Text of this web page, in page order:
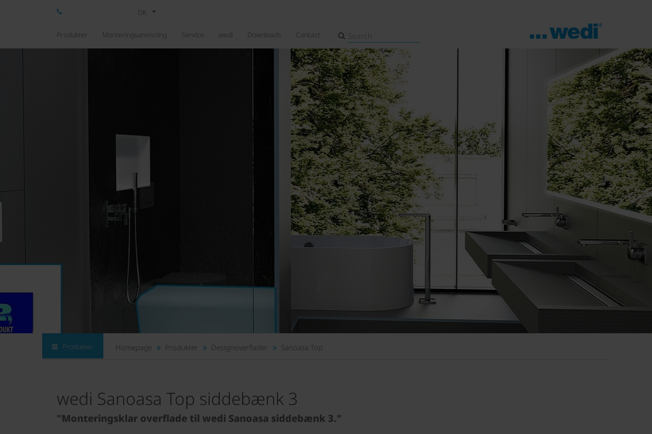
DK
Produkter Monteringsanvisning Service wedi Downloads Contact
Produkter Homepage Produkter Designoverflader Sanoasa Top
wedi Sanoasa Top siddebænk 3
"Monteringsklar overflade til wedi Sanoasa siddebænk 3."